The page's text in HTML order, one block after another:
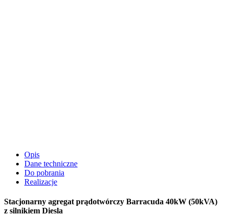
Opis
Dane techniczne
Do pobrania
Realizacje
Stacjonarny agregat prądotwórczy Barracuda 40kW (50kVA)
z silnikiem Diesla